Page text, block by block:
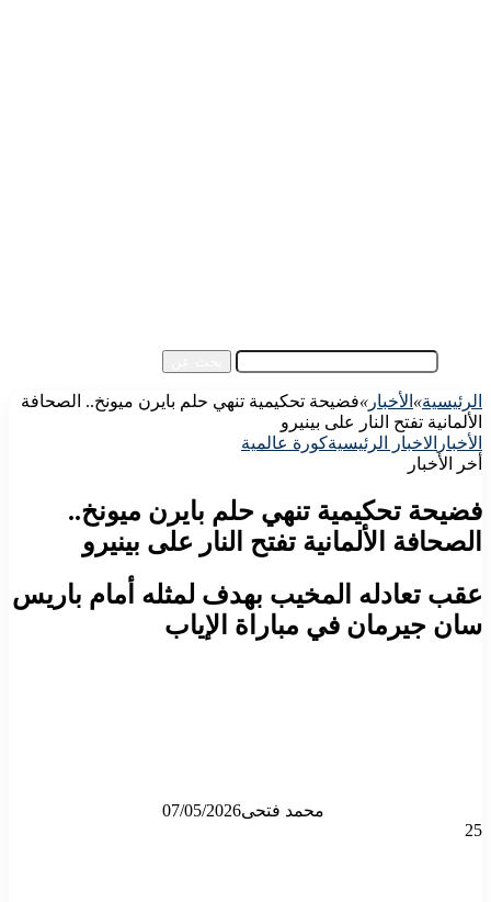
الرئيسية» الأخبار »فضيحة تحكيمية تنهي حلم بايرن ميونخ.. الصحافة
الألمانية تفتح النار على بينيرو
الأخبار الاخبار الرئيسيةكورة عالمية
أخر الأخبار
فضيحة تحكيمية تنهي حلم بايرن ميونخ..
الصحافة الألمانية تفتح النار على بينيرو
عقب تعادله المخيب بهدف لمثله أمام باريس
سان جيرمان في مباراة الإياب
محمد فتحى07/05/2026
25